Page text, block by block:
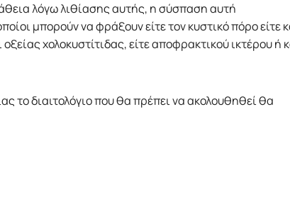
λόγω λιθίασης αυτής, η σύσπαση αυτή
μπορούν να φράξουν είτε τον κυστικό πόρο είτε
χολοκυστίτιδας, είτε αποφρακτικού ικτέρου ή
το διαιτολόγιο που θα πρέπει να ακολουθηθεί θα